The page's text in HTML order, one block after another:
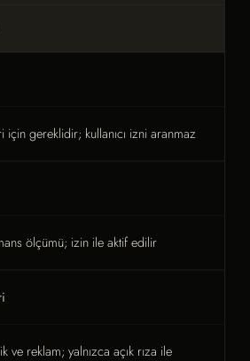
için gereklidir; kullanıcı izni aranmaz
ölçümü; izin ile aktif edilir
ve reklam; yalnızca açık rıza ile